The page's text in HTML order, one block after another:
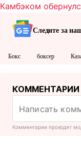
Камбэком
Следите за
Бокс боксер
КОММЕНТАРИИ
Комментарии проходят